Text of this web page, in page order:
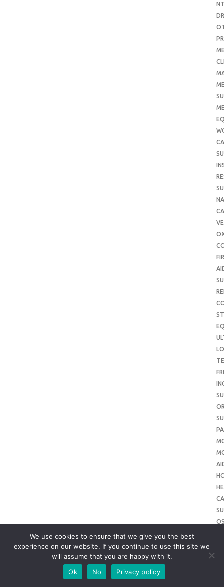
We use cookies to ensure that we give you the best
experience on our website. If you continue to use this site we
will assume that you are happy with it.
Ok
No Privacy policy